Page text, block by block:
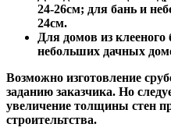
24-26см; для бань и
24см.
Для домов из клееного
небольших дачных
Возможно изготовление
заданию заказчика. Но
увеличение толщины стен
строительтства.